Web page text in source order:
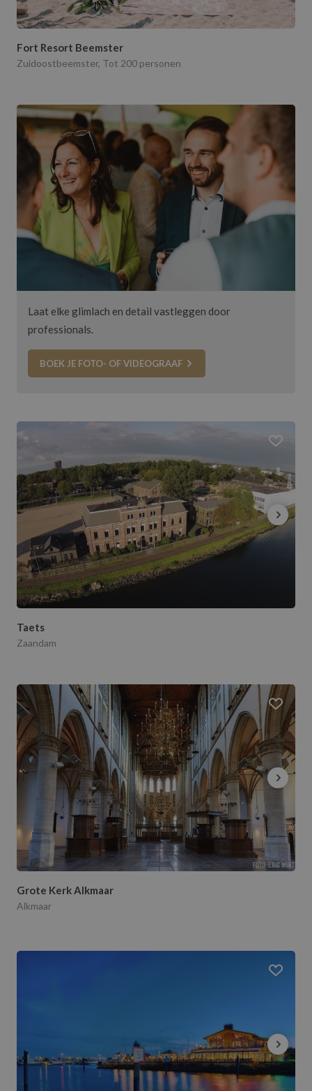
Fort Resort Beemster
Zuidoostbeemster, Tot 200 personen
Laat elke glimlach en detail vastleggen door
professionals.
BOEK JE FOTO- OF VIDEOGRAAF
Taets
Zaandam
Grote Kerk Alkmaar
Alkmaar